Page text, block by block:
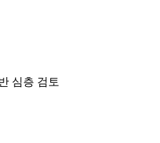
심층 검토